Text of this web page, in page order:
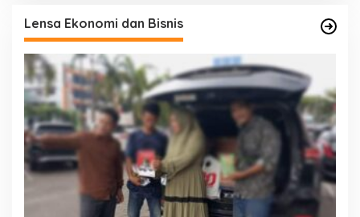
Lensa Ekonomi dan Bisnis